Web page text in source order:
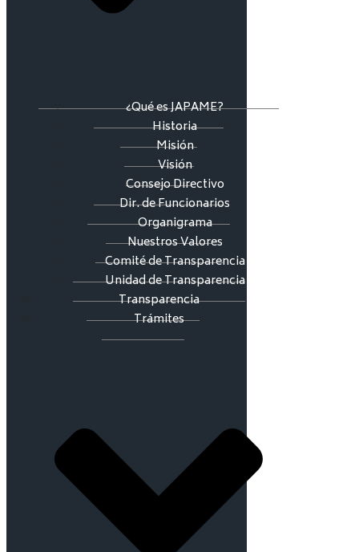
¿Qué es JAPAME?
Historia
Misión
Visión
Consejo Directivo
Dir. de Funcionarios
Organigrama
Nuestros Valores
Comité de Transparencia
Unidad de Transparencia
Transparencia
Trámites